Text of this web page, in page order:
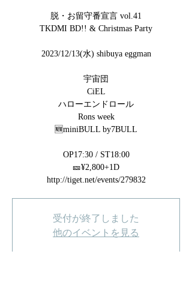
脱・お留守番宣言 vol.41
TKDMI BD!! & Christmas Party
2023/12/13(水) shibuya eggman
宇宙団
CiEL
ハローエンドロール
Rons week
🆕miniBULL by7BULL
OP17:30 / ST18:00
🎫¥2,800+1D
http://tiget.net/events/279832
受付が終了しました
他のイベントを見る